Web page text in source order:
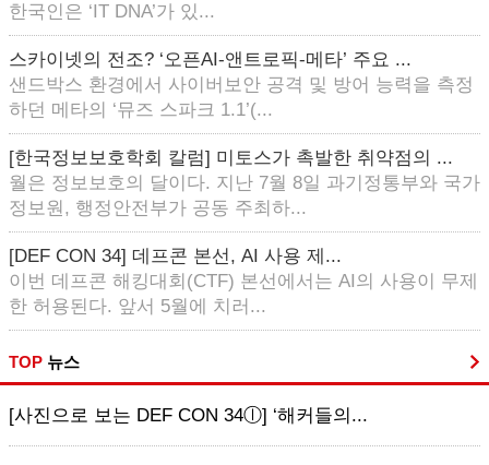
한국인은 ‘IT DNA’가 있...
스카이넷의 전조? ‘오픈AI-앤트로픽-메타’ 주요 ...
샌드박스 환경에서 사이버보안 공격 및 방어 능력을 측정
하던 메타의 ‘뮤즈 스파크 1.1’(...
[한국정보보호학회 칼럼] 미토스가 촉발한 취약점의 ...
월은 정보보호의 달이다. 지난 7월 8일 과기정통부와 국가
정보원, 행정안전부가 공동 주최하...
[DEF CON 34] 데프콘 본선, AI 사용 제...
이번 데프콘 해킹대회(CTF) 본선에서는 AI의 사용이 무제
한 허용된다. 앞서 5월에 치러...
TOP 뉴스
[사진으로 보는 DEF CON 34ⓛ] ‘해커들의...